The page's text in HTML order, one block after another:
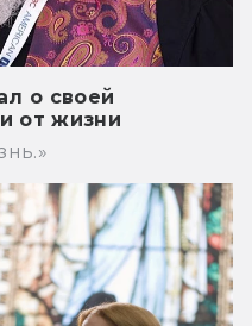
о своей
от жизни